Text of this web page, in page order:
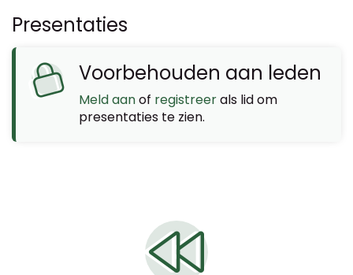
Presentaties
Voorbehouden aan leden
Meld aanof registreerals lid om
presentaties te zien.